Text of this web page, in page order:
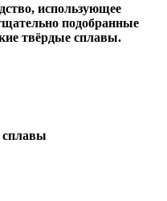
использующее
подобранные
твёрдые сплавы.